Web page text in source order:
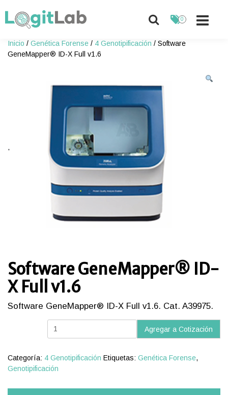
Skip
0
Inicio / Genética Forense / 4 Genotipificación / Software
GeneMapper® ID-X Full v1.6
Software GeneMapper® ID-
X Full v1.6
Software GeneMapper® ID-X Full v1.6. Cat. A39975.
X
Full
cantidad
Agregar a Cotización
Categoría: 4 Genotipificación Etiquetas: Genética Forense,
Genotipificación